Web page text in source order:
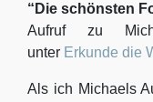
“Die schönsten
Aufruf zu
unter Erkunde die
Als ich Michaels